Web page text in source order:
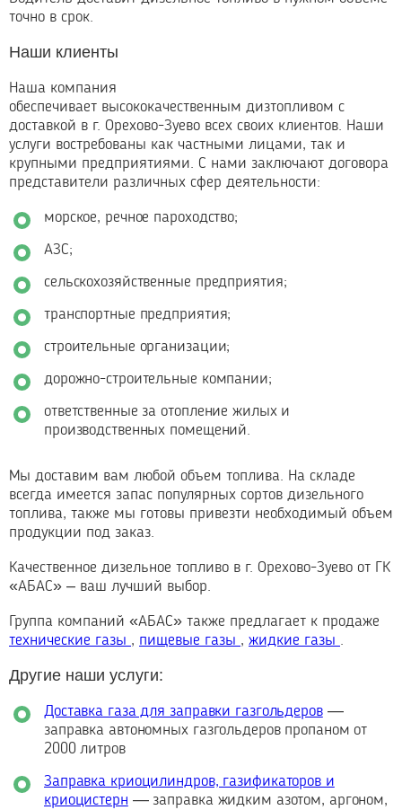
точно в срок.
Наши клиенты
Наша компания
обеспечивает высококачественным дизтопливом с
доставкой в г. Орехово-Зуево всех своих клиентов. Наши
услуги востребованы как частными лицами, так и
крупными предприятиями. С нами заключают договора
представители различных сфер деятельности:
морское, речное пароходство;
АЗС;
сельскохозяйственные предприятия;
транспортные предприятия;
строительные организации;
дорожно-строительные компании;
ответственные за отопление жилых и
производственных помещений.
Мы доставим вам любой объем топлива. На складе
всегда имеется запас популярных сортов дизельного
топлива, также мы готовы привезти необходимый объем
продукции под заказ.
Качественное дизельное топливо в г. Орехово-Зуево от ГК
«АБАС» – ваш лучший выбор.
Группа компаний «АБАС» также предлагает к продаже
технические газы , пищевые газы , жидкие газы .
Другие наши услуги:
Доставка газа для заправки газгольдеров—
заправка автономных газгольдеров пропаном от
2000 литров
Заправка криоцилиндров, газификаторов и
криоцистерн — заправка жидким азотом, аргоном,